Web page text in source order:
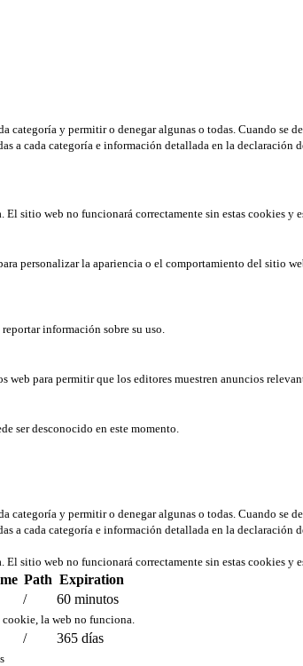
categoría y permitir o denegar algunas o todas. Cuando
a cada categoría e información detallada en la declaración
sitio web no funcionará correctamente sin estas cookies y
personalizar la apariencia o el comportamiento del sitio
información sobre su uso.
para permitir que los editores muestren anuncios
ser desconocido en este momento.
categoría y permitir o denegar algunas o todas. Cuando
a cada categoría e información detallada en la declaración
sitio web no funcionará correctamente sin estas cookies y
Path Expiration
/ 60 minutos
la web no funciona.
/ 365 días